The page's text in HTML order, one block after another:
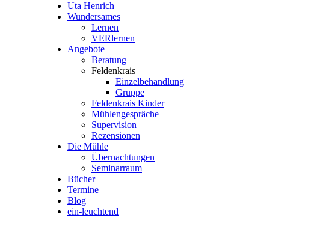
Uta Henrich
Wundersames
Lernen
VERlernen
Angebote
Beratung
Feldenkrais
Einzelbehandlung
Gruppe
Feldenkrais Kinder
Mühlengespräche
Supervision
Rezensionen
Die Mühle
Übernachtungen
Seminarraum
Bücher
Termine
Blog
ein-leuchtend